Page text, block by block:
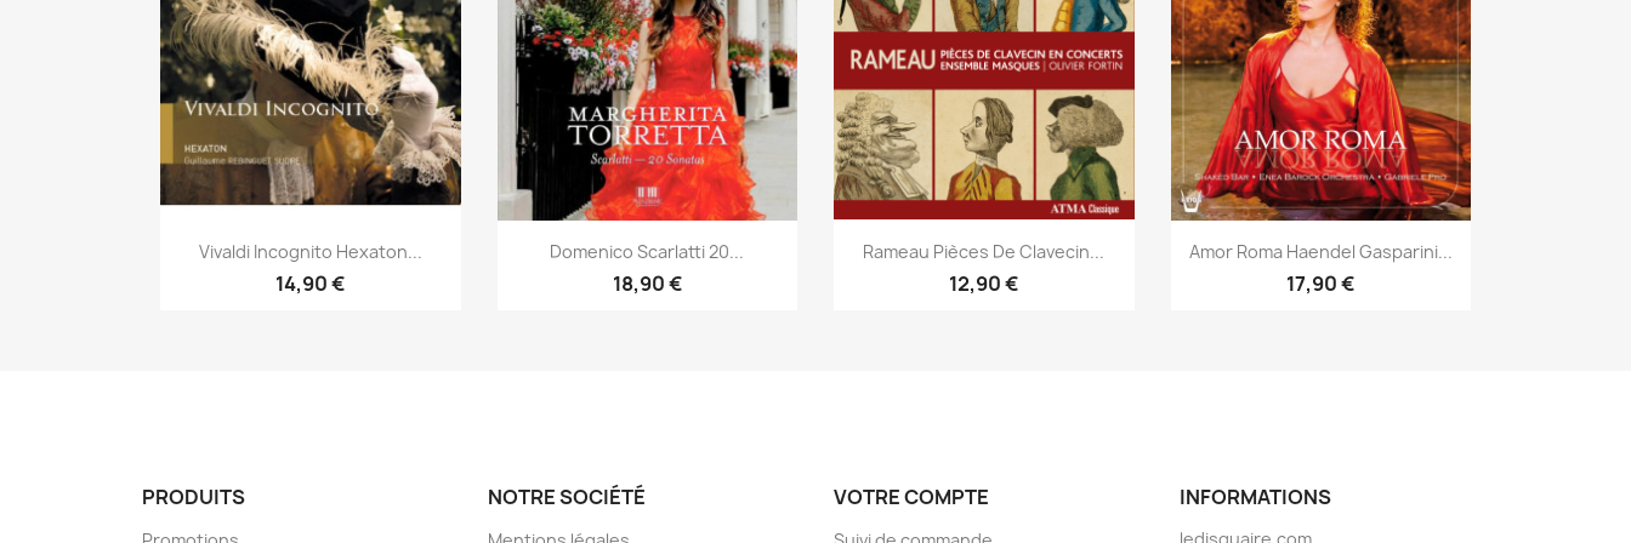
Aperçu rapide
Vivaldi Incognito Hexaton...
14,90 €
Aperçu rapide
Domenico Scarlatti 20...
18,90 €
 Aperçu rapide
Rameau Pièces De Clavecin...
12,90 €
Aperçu rapide
Amor Roma Haendel Gasparini...
17,90 €
PRODUITS NOTRE SOCIÉTÉ VOTRE COMPTE INFORMATIONS
ledisquaire.com